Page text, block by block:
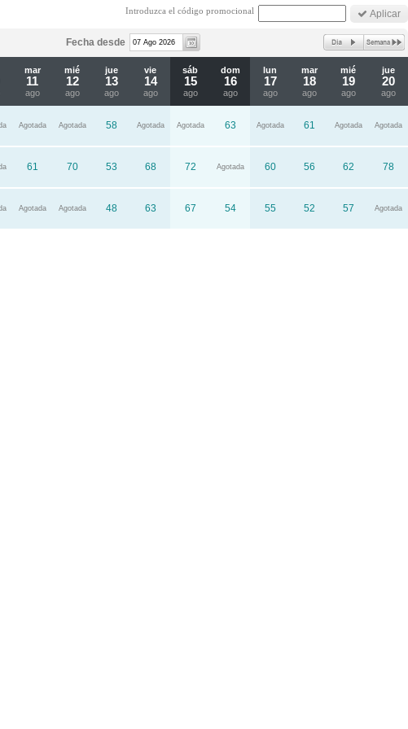
Introduzca el código promocional
Fecha desde
mar
11
ago
mié
12
ago
jue
13
ago
vie
14
ago
sáb
15
ago
dom
16
ago
lun
17
ago
mar
18
ago
mié
19
ago
jue
20
ago
Agotada Agotada 58 Agotada Agotada 63 Agotada 61 Agotada Agotada
61 70 53 68 72 Agotada 60 56 62 78
Agotada Agotada 48 63 67 54 55 52 57 Agotada